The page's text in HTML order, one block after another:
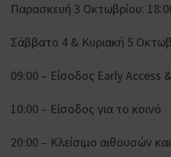
Παρασκευή 3 Οκτωβρίου:
Σάββατο 4 & Κυριακή 5
09:00 – Είσοδος Early Access
10:00 – Είσοδος για το κοινό
20:00 – Κλείσιμο αιθουσών